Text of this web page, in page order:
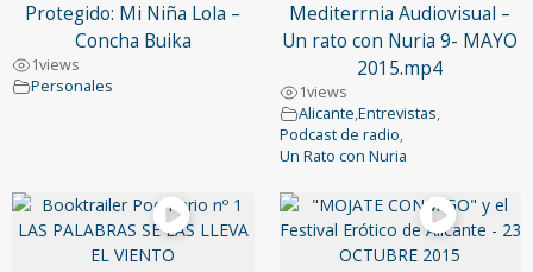
Protegido: Mi Niña Lola –
Concha Buika
1views
Personales
Mediterrnia Audiovisual –
Un rato con Nuria 9- MAYO
2015.mp4
1views
Alicante,Entrevistas,
Podcast de radio,
Un Rato con Nuria